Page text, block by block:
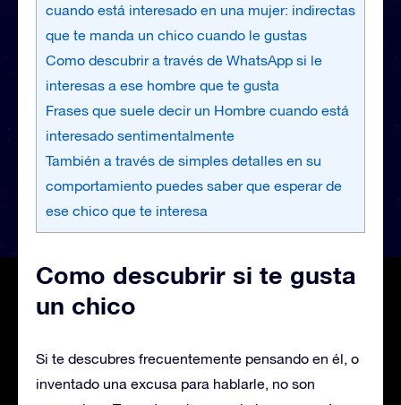
cuando está interesado en una mujer: indirectas
que te manda un chico cuando le gustas
Como descubrir a través de WhatsApp si le
interesas a ese hombre que te gusta
Frases que suele decir un Hombre cuando está
interesado sentimentalmente
También a través de simples detalles en su
comportamiento puedes saber que esperar de
ese chico que te interesa
Como descubrir si te gusta
un chico
Si te descubres frecuentemente pensando en él, o
inventado una excusa para hablarle, no son